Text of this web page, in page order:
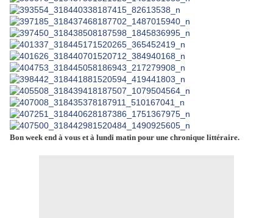
Bon week end à vous et à lundi matin pour une chronique littéraire.